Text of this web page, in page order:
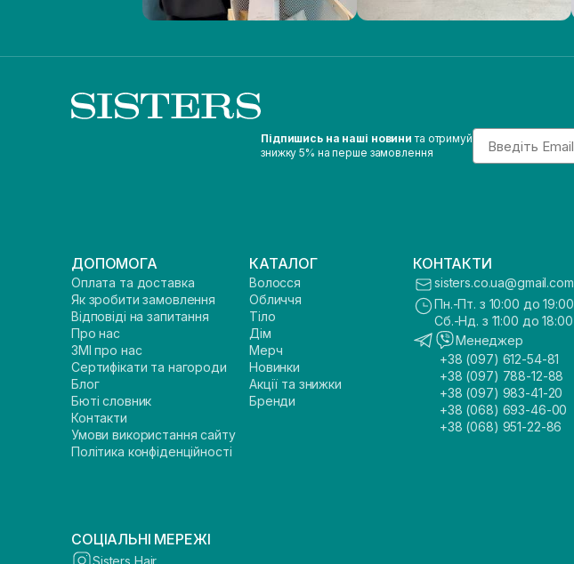
Підпишись на наші новини та отримуй
знижку 5% на перше замовлення
Email
ДОПОМОГА
Оплата та доставка
Як зробити замовлення
Відповіді на запитання
Про нас
ЗМІ про нас
Сертифікати та нагороди
Блог
Бюті словник
Контакти
Умови використання сайту
Політика конфіденційності
КАТАЛОГ
Волосся
Обличчя
Тіло
Дім
Мерч
Новинки
Акції та знижки
Бренди
КОНТАКТИ
sisters.co.ua@gmail.com
Пн.-Пт. з 10:00 до 19:00
Сб.-Нд. з 11:00 до 18:00
Менеджер
+38 (097) 612-54-81
+38 (097) 788-12-88
+38 (097) 983-41-20
+38 (068) 693-46-00
+38 (068) 951-22-86
СОЦІАЛЬНІ МЕРЕЖІ
Sisters Hair